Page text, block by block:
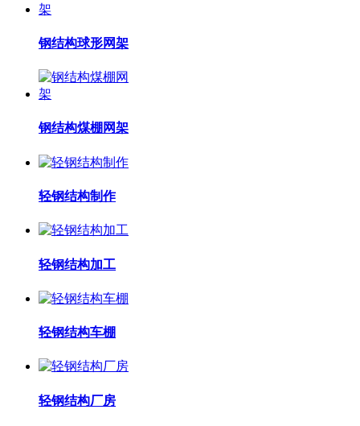
钢结构球形网架
钢结构煤棚网架
轻钢结构制作
轻钢结构加工
轻钢结构车棚
轻钢结构厂房